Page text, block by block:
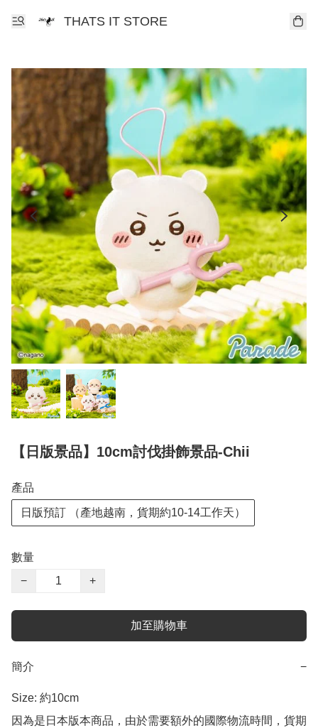
THATS IT STORE
【日版景品】10cm討伐掛飾景品-Chii
產品
日版預訂 （產地越南，貨期約10-14工作天）
數量
−
+
加至購物車
簡介 −
Size: 約10cm
因為是日本版本商品，由於需要額外的國際物流時間，貨期